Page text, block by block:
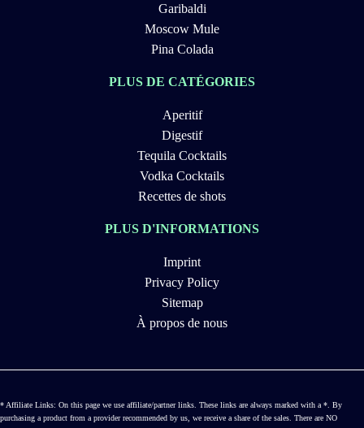
Garibaldi
Moscow Mule
Pina Colada
PLUS DE CATÉGORIES
Aperitif
Digestif
Tequila Cocktails
Vodka Cocktails
Recettes de shots
PLUS D'INFORMATIONS
Imprint
Privacy Policy
Sitemap
À propos de nous
* Affiliate Links: On this page we use affiliate/partner links. These links are always marked with a *. By
purchasing a product from a provider recommended by us, we receive a share of the sales. There are NO